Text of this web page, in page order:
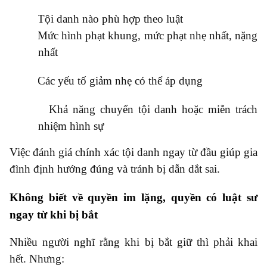
Tội danh nào phù hợp theo luật
Mức hình phạt khung, mức phạt nhẹ nhất, nặng
nhất
Các yếu tố giảm nhẹ có thể áp dụng
Khả năng chuyển tội danh hoặc miễn trách
nhiệm hình sự
Việc đánh giá chính xác tội danh ngay từ đầu giúp gia
đình định hướng đúng và tránh bị dẫn dắt sai.
Không biết về quyền im lặng, quyền có luật sư
ngay từ khi bị bắt
Nhiều người nghĩ rằng khi bị bắt giữ thì phải khai
hết. Nhưng: